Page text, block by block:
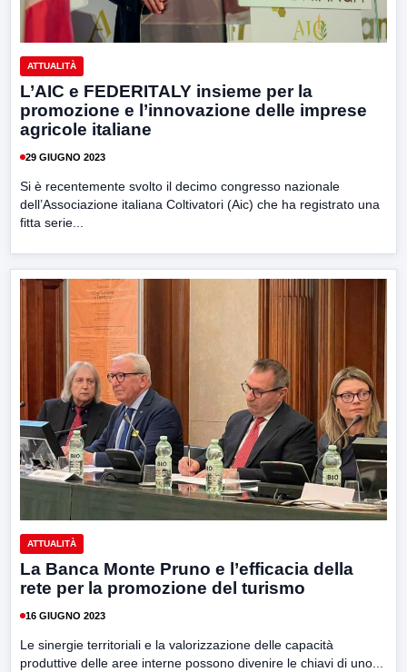
ATTUALITÀ
L’AIC e FEDERITALY insieme per la
promozione e l’innovazione delle imprese
agricole italiane
29 GIUGNO 2023
Si è recentemente svolto il decimo congresso nazionale
dell’Associazione italiana Coltivatori (Aic) che ha registrato una
fitta serie...
ATTUALITÀ
La Banca Monte Pruno e l’efficacia della
rete per la promozione del turismo
16 GIUGNO 2023
Le sinergie territoriali e la valorizzazione delle capacità
produttive delle aree interne possono divenire le chiavi di uno...